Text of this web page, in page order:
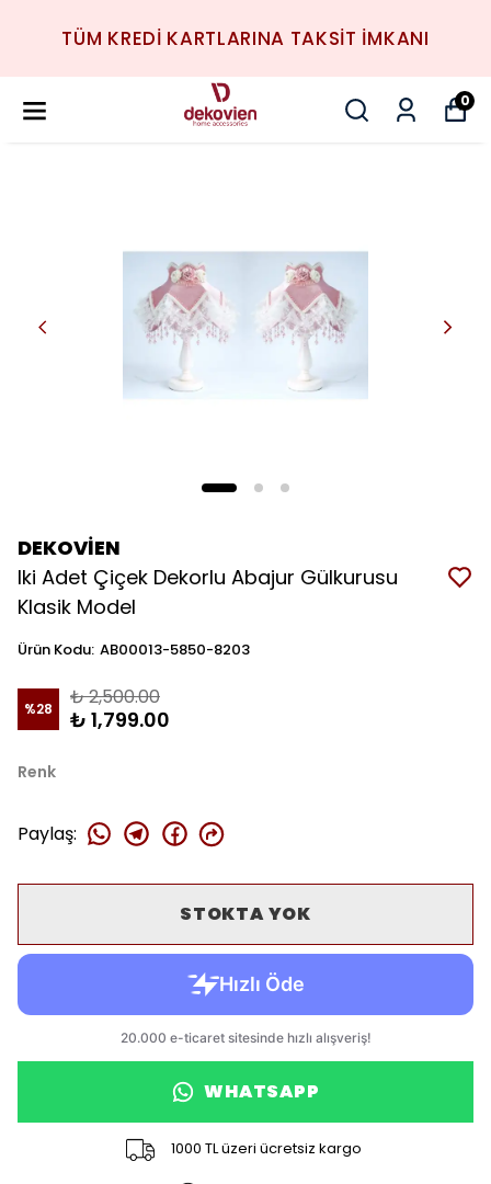
TÜM KREDİ KARTLARINA TAKSİT İMKANI
0
DEKOVİEN
Iki Adet Çiçek Dekorlu Abajur Gülkurusu
Klasik Model
Ürün Kodu: AB00013-5850-8203
%28 ₺ 2,500.00
₺ 1,799.00
Renk
Paylaş:
STOKTA YOK
WHATSAPP
1000 TL üzeri ücretsiz kargo